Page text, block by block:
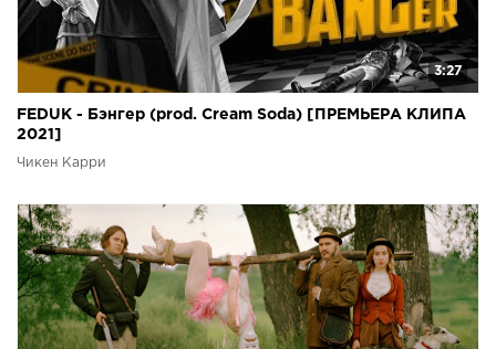
3:27
FEDUK - Бэнгер (prod. Cream Soda) [ПРЕМЬЕРА КЛИПА
2021]
Чикен Карри